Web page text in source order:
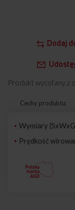
Dodaj
Produkt wycofany z
Cechy produktu:
Wymiary
Prędkość